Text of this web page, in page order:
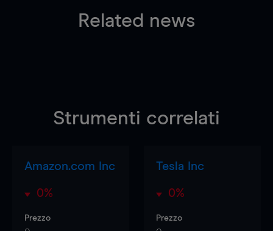
Related news
Strumenti correlati
Amazon.com Inc
0%
Prezzo
Tesla Inc
0%
Prezzo